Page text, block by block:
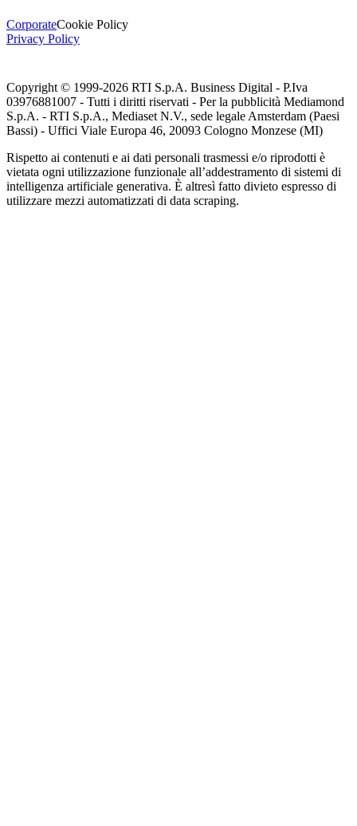
CorporateCookie Policy
Privacy Policy
Copyright © 1999-2026 RTI S.p.A. Business Digital - P.Iva
03976881007 - Tutti i diritti riservati - Per la pubblicità Mediamond
S.p.A. - RTI S.p.A., Mediaset N.V., sede legale Amsterdam (Paesi
Bassi) - Uffici Viale Europa 46, 20093 Cologno Monzese (MI)
Rispetto ai contenuti e ai dati personali trasmessi e/o riprodotti è
vietata ogni utilizzazione funzionale all’addestramento di sistemi di
intelligenza artificiale generativa. È altresì fatto divieto espresso di
utilizzare mezzi automatizzati di data scraping.